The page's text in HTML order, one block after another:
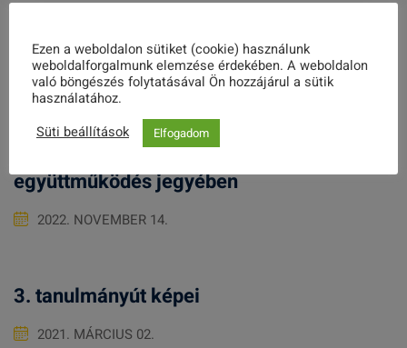
Related Posts
Lengyel-magyar találkozó az
együttműködés jegyében
2022. NOVEMBER 14.
3. tanulmányút képei
2021. MÁRCIUS 02.
Ezen a weboldalon sütiket (cookie) használunk
weboldalforgalmunk elemzése érdekében. A weboldalon
való böngészés folytatásával Ön hozzájárul a sütik
használatához.
Süti beállítások
Elfogadom